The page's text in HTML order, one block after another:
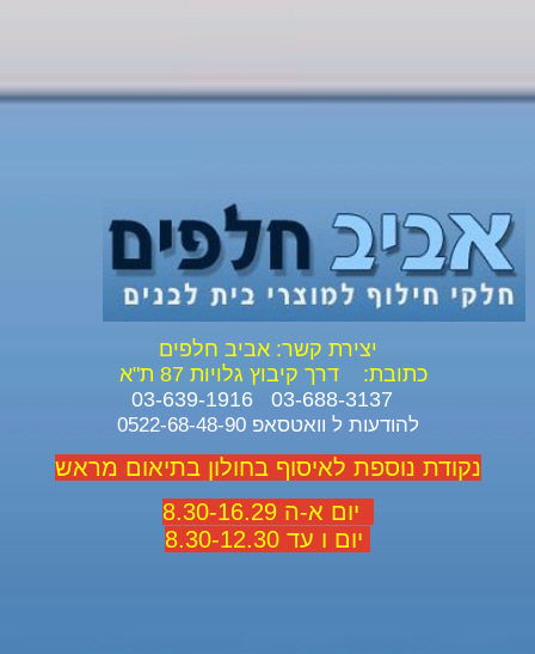
יצירת קשר: אביב חלפים
כתובת:
דרך קיבוץ גלויות 87 ת"א
להודעות ל וואטסאפ 0522-68-48-90
נקודת נוספת לאיסוף בחולון בתיאום מראש
יום א-ה 8.30-16.29
יום ו עד 8.30-12.30